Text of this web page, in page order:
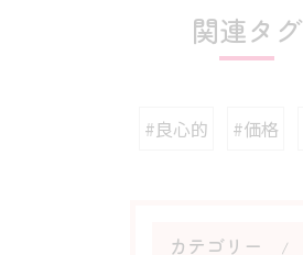
関連タグ
#良心的 #価格
カテゴリー